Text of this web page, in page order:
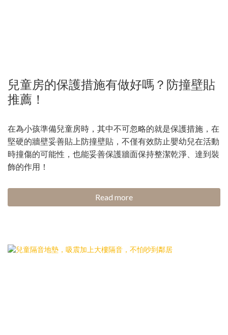
兒童房的保護措施有做好嗎？防撞壁貼
推薦！
在為小孩準備兒童房時，其中不可忽略的就是保護措施，在
堅硬的牆壁妥善貼上防撞壁貼，不僅有效防止嬰幼兒在活動
時撞傷的可能性，也能妥善保護牆面保持整潔乾淨、達到裝
飾的作用！
Read more